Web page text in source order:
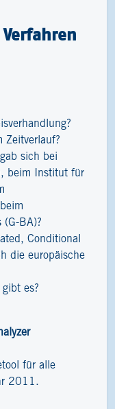
Zeitverlauf?
sich bei
beim Institut für
(G-BA)?
Conditional
die europäische
gibt es?
für alle
2011.